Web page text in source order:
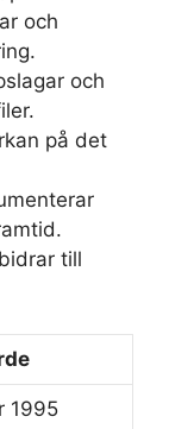
och
och
på det
till
1995